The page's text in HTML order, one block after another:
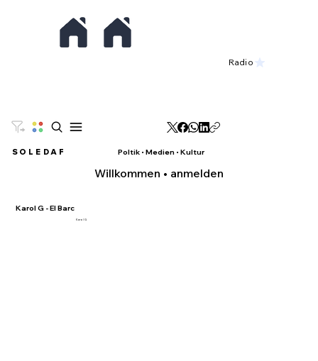
Radio
SO L E DAF Poltik • Medien • Kultur
Willkommen • anmelden
Karol G - El Barc
Karol G